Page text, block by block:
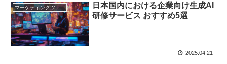
マーケティングツール
日本国内における企業向け生成AI
研修サービス おすすめ5選
2025.04.21